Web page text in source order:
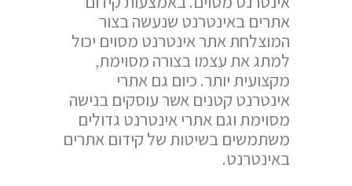
אתרים באינטרנט שנעשה בצור
המוצלחת אתר אינטרנט מסוים יכול
למתג את עצמו בצורה מסוימת,
מקצועית יותר. כיום גם אתרי
אינטרנט קטנים אשר עוסקים בנישה
מסוימת וגם אתרי אינטרנט גדולים
משתמשים בשיטות של קידום אתרים
באינטרנט.